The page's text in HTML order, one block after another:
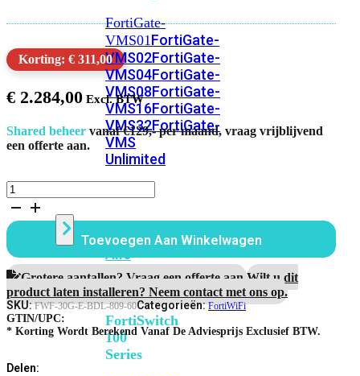
FortiGate-
VMS01FortiGate-
VMS02FortiGate-
VMS04FortiGate-
VMS08FortiGate-
VMS16FortiGate-
VMS32FortiGate-
VMS
Unlimited
Alle
FortiSwitches
bekijken
FortiSwitch
100
Series
Korting: € 311,00
€ 2.284,00
Shared beheer vanaf €129,- per maand, vraag vrijblijvend
een offerte aan.
FortiWiFi
30G
Bundel
60
Maanden
Enterprise
Protection
aantal
Toevoegen Aan Winkelwagen
Grotere aantallen? Vraag een offerte aan.Wilt u dit
product laten installeren? Neem contact met ons op.
SKU:FWF-30G-E-BDL-809-60Categorieën:FortiWiFi
GTIN/UPC:
* Korting Wordt Berekend Vanaf De Adviesprijs Exclusief BTW.
Delen: